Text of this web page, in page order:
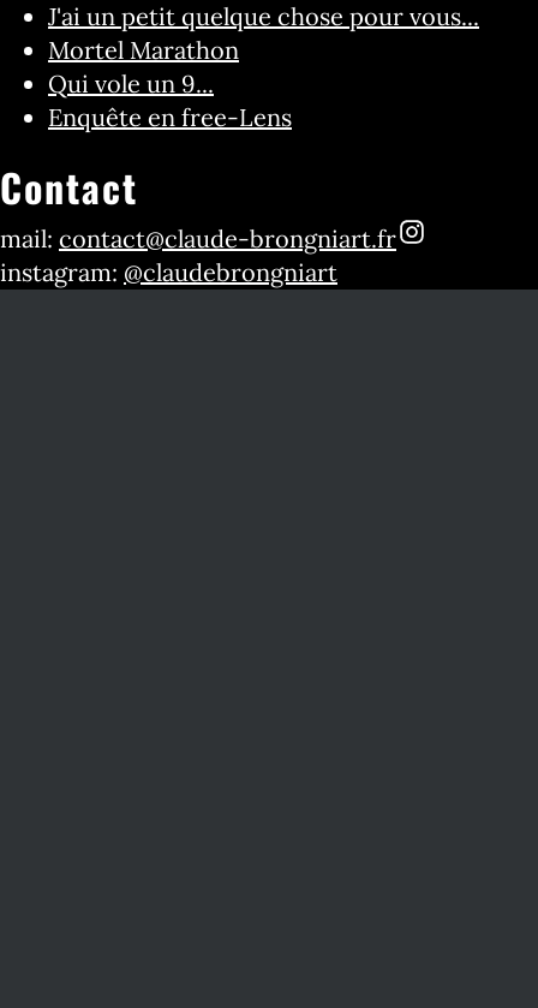
J'ai un petit quelque chose pour vous...
Mortel Marathon
Qui vole un 9...
Enquête en free-Lens
Contact
mail: contact@claude-brongniart.fr
instagram: @claudebrongniart